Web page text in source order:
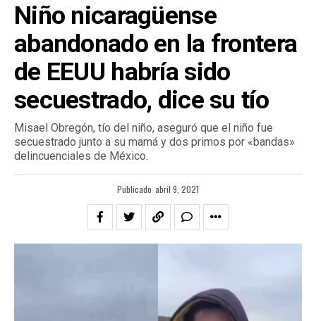
Niño nicaragüense
abandonado en la frontera
de EEUU habría sido
secuestrado, dice su tío
Misael Obregón, tío del niño, aseguró que el niño fue
secuestrado junto a su mamá y dos primos por «bandas»
delincuenciales de México.
Publicado abril 9, 2021